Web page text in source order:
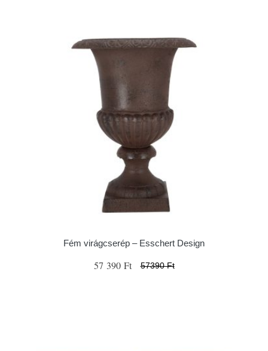
Fém virágcserép – Esschert Design
57 390 Ft 57390 Ft